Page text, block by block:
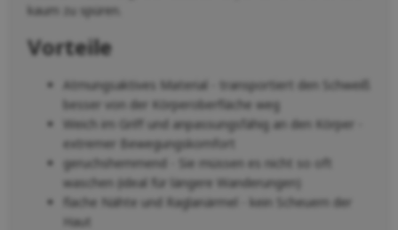
kaum zu spüren.
Vorteile
Atmungsaktives Material - transportiert den Schweiß
besser von der Körperoberfläche weg
Weich im Griff und anpassungsfähig an den Körper -
extremer Bewegungskomfort
geruchshemmend - Sie müssen es nicht so oft
waschen (ideal für längere Wanderungen)
flache Nähte und Raglanärmel - kein Scheuern der
Haut